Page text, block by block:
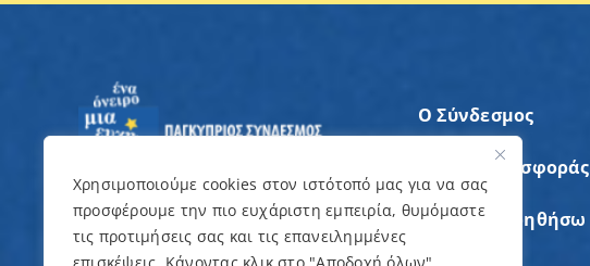
Χρησιμοποιούμε cookies στον ιστότοπό μας για να σας
προσφέρουμε την πιο ευχάριστη εμπειρία, θυμόμαστε
τις προτιμήσεις σας και τις επανειλημμένες
Ο Σύνδεσμος
Άξονες Προσφοράς
Θέλω να Βοηθήσω